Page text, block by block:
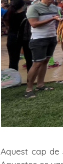
Aquest cap de